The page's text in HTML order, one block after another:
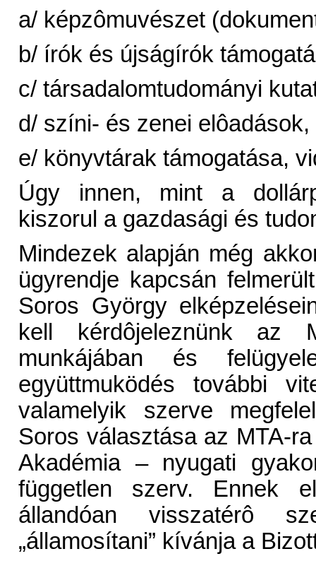
a/ képzômuvészet
b/ írók és újságírók
c/ társadalomtudományi
d/ színi- és zenei
e/ könyvtárak támogatása,
Úgy innen, mint a
kiszorul a gazdasági és
Mindezek alapján még
ügyrendje kapcsán
Soros György
kell kérdôjeleznünk az
munkájában és
együttmuködés további
valamelyik szerve
Soros választása az MTA-
Akadémia – nyugati
független szerv. Ennek
állandóan visszatérô
„államosítani” kívánja a